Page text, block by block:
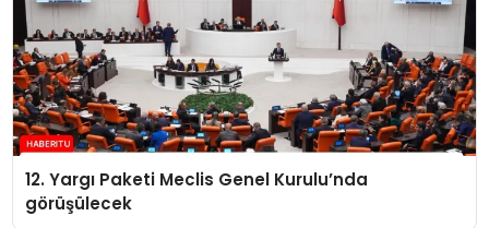
12. Yargı Paketi Meclis Genel Kurulu’nda
görüşülecek